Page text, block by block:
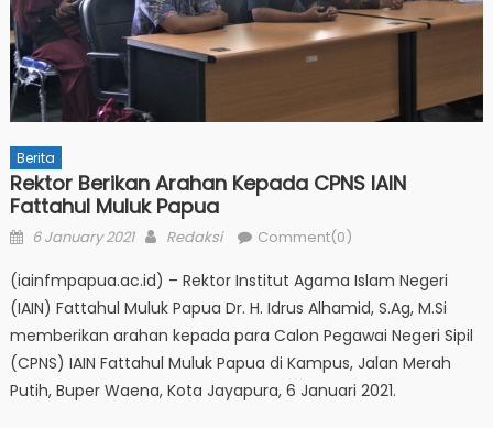
Berita
Rektor Berikan Arahan Kepada CPNS IAIN
Fattahul Muluk Papua
Posted
6 January 2021 Author
Redaksi Comment(0)
(iainfmpapua.ac.id) – Rektor Institut Agama Islam Negeri
(IAIN) Fattahul Muluk Papua Dr. H. Idrus Alhamid, S.Ag, M.Si
memberikan arahan kepada para Calon Pegawai Negeri Sipil
(CPNS) IAIN Fattahul Muluk Papua di Kampus, Jalan Merah
Putih, Buper Waena, Kota Jayapura, 6 Januari 2021.